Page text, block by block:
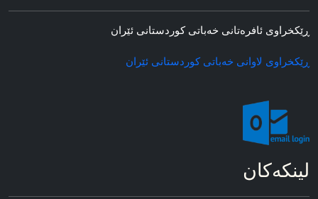
ڕێکخراوی ئافره‌تانی خه‌باتی کوردستانی ئێران
ڕێکخراوی لاوانی خه‌باتی کوردستانی ئێران
لینکه‌کان